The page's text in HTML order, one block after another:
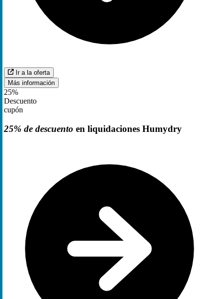
Ir a la oferta
Más información
25%
Descuento
cupón
25% de descuento en liquidaciones Humydry